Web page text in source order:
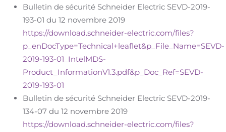
Bulletin de sécurité Schneider Electric SEVD-2019-
193-01 du 12 novembre 2019
https://download.schneider-electric.com/files?
p_enDocType=Technical+leaflet&p_File_Name=SEVD-
2019-193-01_IntelMDS-
Product_InformationV1.3.pdf&p_Doc_Ref=SEVD-
2019-193-01
Bulletin de sécurité Schneider Electric SEVD-2019-
134-07 du 12 novembre 2019
https://download.schneider-electric.com/files?